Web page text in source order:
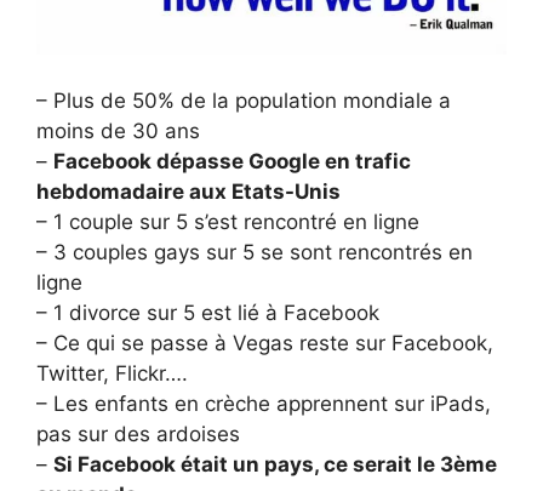
– Plus de 50% de la population mondiale a
moins de 30 ans
– Facebook dépasse Google en trafic
hebdomadaire aux Etats-Unis
– 1 couple sur 5 s’est rencontré en ligne
– 3 couples gays sur 5 se sont rencontrés en
ligne
– 1 divorce sur 5 est lié à Facebook
– Ce qui se passe à Vegas reste sur Facebook,
Twitter, Flickr….
– Les enfants en crèche apprennent sur iPads,
pas sur des ardoises
– Si Facebook était un pays, ce serait le 3ème